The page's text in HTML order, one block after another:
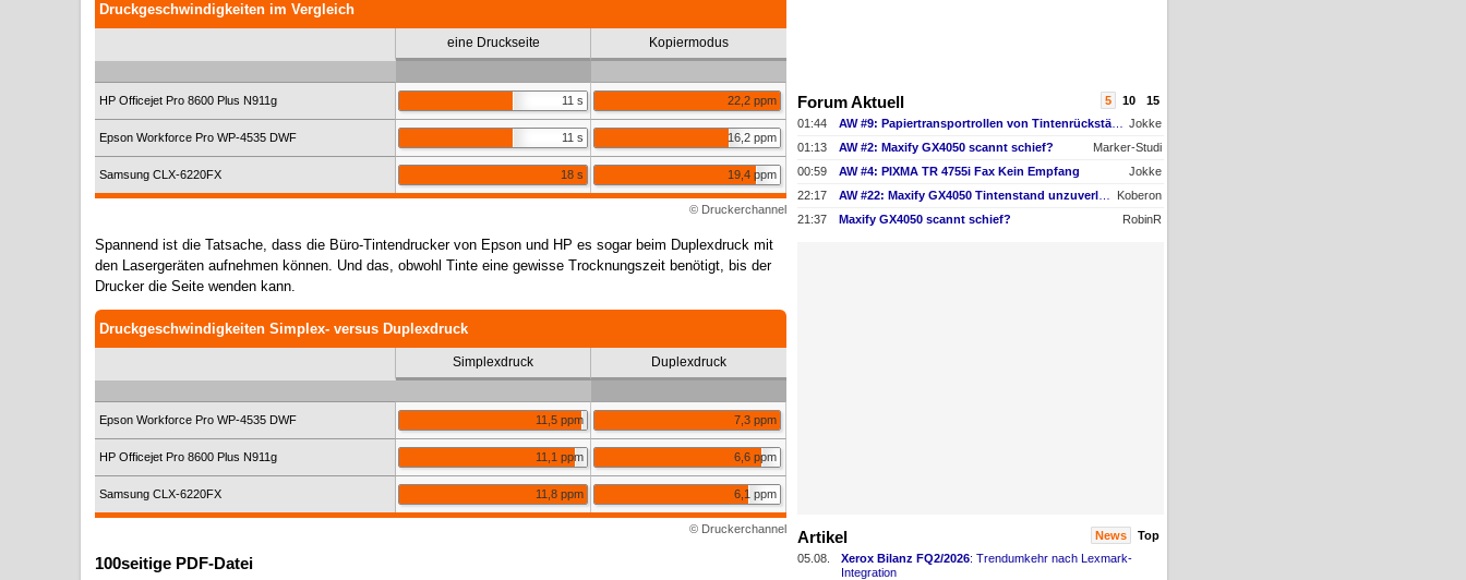
Druckgeschwindigkeiten im Vergleich
eine Druckseite Kopiermodus
HP Officejet Pro 8600 Plus N911g 11 s 22,2 ppm
Epson Workforce Pro WP-4535 DWF 11 s 16,2 ppm
Samsung CLX-6220FX 18 s 19,4 ppm
© Druckerchannel
Spannend ist die Tatsache, dass die Büro-Tintendrucker von Epson und HP es sogar beim Duplexdruck mit
den Lasergeräten aufnehmen können. Und das, obwohl Tinte eine gewisse Trocknungszeit benötigt, bis der
Drucker die Seite wenden kann.
Druckgeschwindigkeiten Simplex- versus Duplexdruck
Simplexdruck Duplexdruck
Epson Workforce Pro WP-4535 DWF 11,5 ppm 7,3 ppm
HP Officejet Pro 8600 Plus N911g 11,1 ppm 6,6 ppm
Samsung CLX-6220FX 11,8 ppm 6,1 ppm
© Druckerchannel
100seitige PDF-Datei
Forum Aktuell 5 10
15
01:44
Jokke
01:13
AW #2: Maxify GX4050 scannt schief?
Marker-Studi
00:59
AW #4: PIXMA TR 4755i Fax Kein Empfang
Jokke
22:17
Koberon
21:37
Maxify GX4050 scannt schief? RobinR
Artikel News
Top
05.08.
Xerox Bilanz FQ2/2026: Trendumkehr nach Lexmark-
Integration